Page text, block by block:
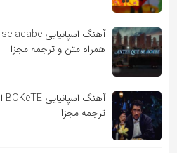
همراه متن و ترجمه مجزا
ترجمه مجزا